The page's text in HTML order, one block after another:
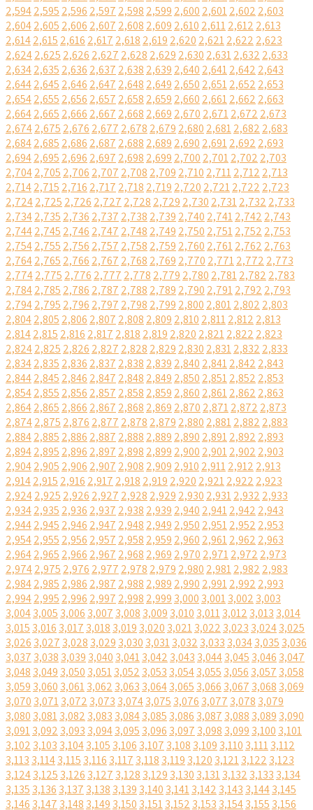
2,5942,595 2,596 2,597 2,598 2,599 2,600 2,6012,602 2,603
2,6042,605 2,606 2,607 2,608 2,609 2,610 2,6112,612 2,613
2,6142,615 2,616 2,617 2,618 2,619 2,620 2,6212,622 2,623
2,6242,625 2,626 2,627 2,628 2,629 2,630 2,6312,632 2,633
2,6342,635 2,636 2,637 2,638 2,639 2,640 2,6412,642 2,643
2,6442,645 2,646 2,647 2,648 2,649 2,650 2,6512,652 2,653
2,6542,655 2,656 2,657 2,658 2,659 2,660 2,6612,662 2,663
2,6642,665 2,666 2,667 2,668 2,669 2,670 2,6712,672 2,673
2,6742,675 2,676 2,677 2,678 2,679 2,680 2,6812,682 2,683
2,6842,685 2,686 2,687 2,688 2,689 2,690 2,6912,692 2,693
2,6942,695 2,696 2,697 2,698 2,699 2,700 2,7012,702 2,703
2,7042,705 2,706 2,707 2,708 2,709 2,710 2,7112,712 2,713
2,7142,715 2,716 2,717 2,718 2,719 2,720 2,7212,722 2,723
2,7242,725 2,726 2,727 2,728 2,729 2,730 2,7312,732 2,733
2,7342,735 2,736 2,737 2,738 2,739 2,740 2,7412,742 2,743
2,7442,745 2,746 2,747 2,748 2,749 2,750 2,7512,752 2,753
2,7542,755 2,756 2,757 2,758 2,759 2,760 2,7612,762 2,763
2,7642,765 2,766 2,767 2,768 2,769 2,770 2,7712,772 2,773
2,7742,775 2,776 2,777 2,778 2,779 2,780 2,7812,782 2,783
2,7842,785 2,786 2,787 2,788 2,789 2,790 2,7912,792 2,793
2,7942,795 2,796 2,797 2,798 2,799 2,800 2,8012,802 2,803
2,8042,805 2,806 2,807 2,808 2,809 2,810 2,8112,812 2,813
2,8142,815 2,816 2,817 2,818 2,819 2,820 2,8212,822 2,823
2,8242,825 2,826 2,827 2,828 2,829 2,830 2,8312,832 2,833
2,8342,835 2,836 2,837 2,838 2,839 2,840 2,8412,842 2,843
2,8442,845 2,846 2,847 2,848 2,849 2,850 2,8512,852 2,853
2,8542,855 2,856 2,857 2,858 2,859 2,860 2,8612,862 2,863
2,8642,865 2,866 2,867 2,868 2,869 2,870 2,8712,872 2,873
2,8742,875 2,876 2,877 2,878 2,879 2,880 2,8812,882 2,883
2,8842,885 2,886 2,887 2,888 2,889 2,890 2,8912,892 2,893
2,8942,895 2,896 2,897 2,898 2,899 2,900 2,9012,902 2,903
2,9042,905 2,906 2,907 2,908 2,909 2,910 2,9112,912 2,913
2,9142,915 2,916 2,917 2,918 2,919 2,920 2,9212,922 2,923
2,9242,925 2,926 2,927 2,928 2,929 2,930 2,9312,932 2,933
2,9342,935 2,936 2,937 2,938 2,939 2,940 2,9412,942 2,943
2,9442,945 2,946 2,947 2,948 2,949 2,950 2,9512,952 2,953
2,9542,955 2,956 2,957 2,958 2,959 2,960 2,9612,962 2,963
2,9642,965 2,966 2,967 2,968 2,969 2,970 2,9712,972 2,973
2,9742,975 2,976 2,977 2,978 2,979 2,980 2,9812,982 2,983
2,9842,985 2,986 2,987 2,988 2,989 2,990 2,9912,992 2,993
2,9942,995 2,996 2,997 2,998 2,999 3,000 3,0013,002 3,003
3,0043,005 3,006 3,007 3,008 3,009 3,010 3,0113,012 3,013 3,014
3,015 3,016 3,017 3,018 3,019 3,020 3,0213,022 3,023 3,0243,025
3,026 3,027 3,028 3,029 3,030 3,0313,032 3,033 3,0343,035 3,036
3,037 3,038 3,039 3,040 3,0413,042 3,043 3,0443,045 3,046 3,047
3,048 3,049 3,050 3,0513,052 3,053 3,0543,055 3,056 3,057 3,058
3,059 3,060 3,0613,062 3,063 3,0643,065 3,066 3,067 3,068 3,069
3,070 3,0713,072 3,073 3,0743,075 3,076 3,077 3,078 3,079
3,080 3,0813,082 3,083 3,0843,085 3,086 3,087 3,088 3,089 3,090
3,0913,092 3,093 3,0943,095 3,096 3,097 3,098 3,099 3,100 3,101
3,102 3,103 3,1043,105 3,106 3,107 3,108 3,109 3,110 3,1113,112
3,113 3,1143,115 3,116 3,117 3,118 3,119 3,120 3,1213,122 3,123
3,1243,125 3,126 3,127 3,128 3,129 3,130 3,1313,132 3,133 3,134
3,135 3,136 3,137 3,138 3,139 3,140 3,1413,142 3,143 3,1443,145
3,146 3,147 3,148 3,149 3,150 3,1513,152 3,153 3,1543,155 3,156